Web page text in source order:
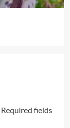
Required fields